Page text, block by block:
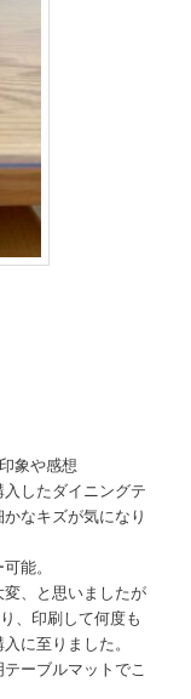
象や感想
したダイニングテ
なキズが気になり
能。
、と思いましたが
、印刷して何度も
に至りました。
ーブルマットでこ